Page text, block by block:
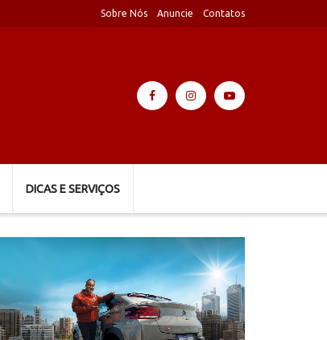
Sobre Nós Anuncie Contatos
DICAS E SERVIÇOS